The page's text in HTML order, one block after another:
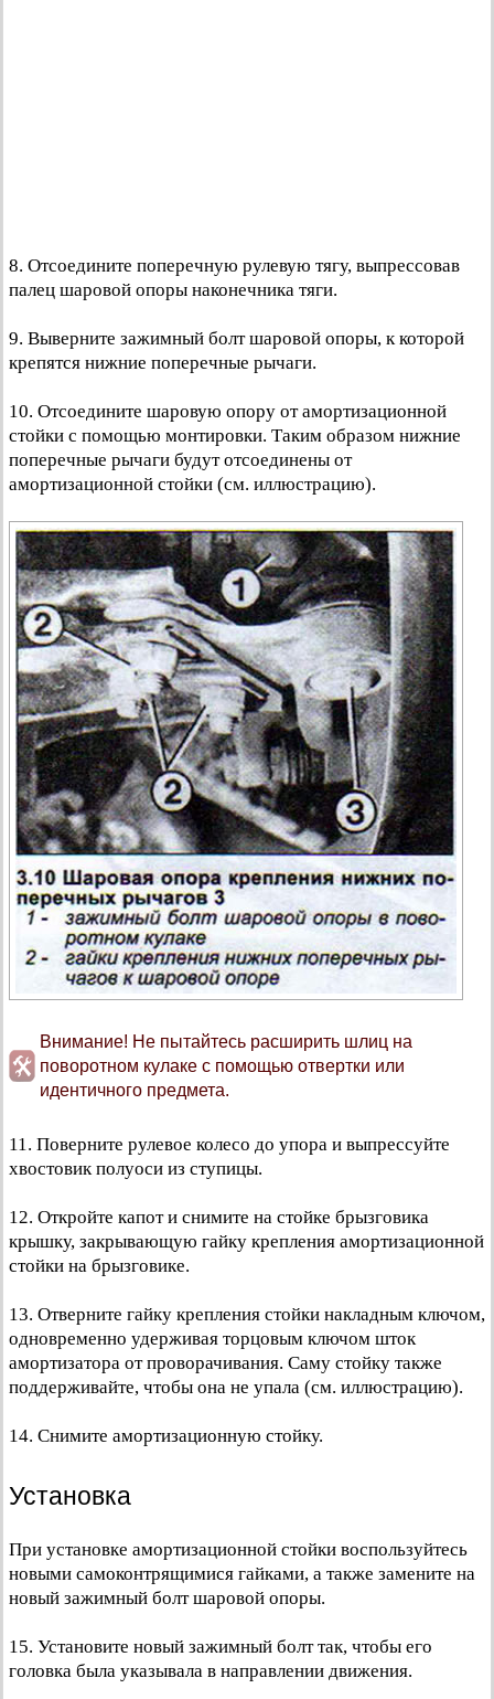
8. Отсоедините поперечную рулевую тягу, выпрессовав
палец шаровой опоры наконечника тяги.
9. Выверните зажимный болт шаровой опоры, к которой
крепятся нижние поперечные рычаги.
10. Отсоедините шаровую опору от амортизационной
стойки с помощью монтировки. Таким образом нижние
поперечные рычаги будут отсоединены от
амортизационной стойки (см. иллюстрацию).
Внимание! Не пытайтесь расширить шлиц на
поворотном кулаке с помощью отвертки или
идентичного предмета.
11. Поверните рулевое колесо до упора и выпрессуйте
хвостовик полуоси из ступицы.
12. Откройте капот и снимите на стойке брызговика
крышку, закрывающую гайку крепления амортизационной
стойки на брызговике.
13. Отверните гайку крепления стойки накладным ключом,
одновременно удерживая торцовым ключом шток
амортизатора от проворачивания. Саму стойку также
поддерживайте, чтобы она не упала (см. иллюстрацию).
14. Снимите амортизационную стойку.
Установка
При установке амортизационной стойки воспользуйтесь
новыми самоконтрящимися гайками, а также замените на
новый зажимный болт шаровой опоры.
15. Установите новый зажимный болт так, чтобы его
головка была указывала в направлении движения.